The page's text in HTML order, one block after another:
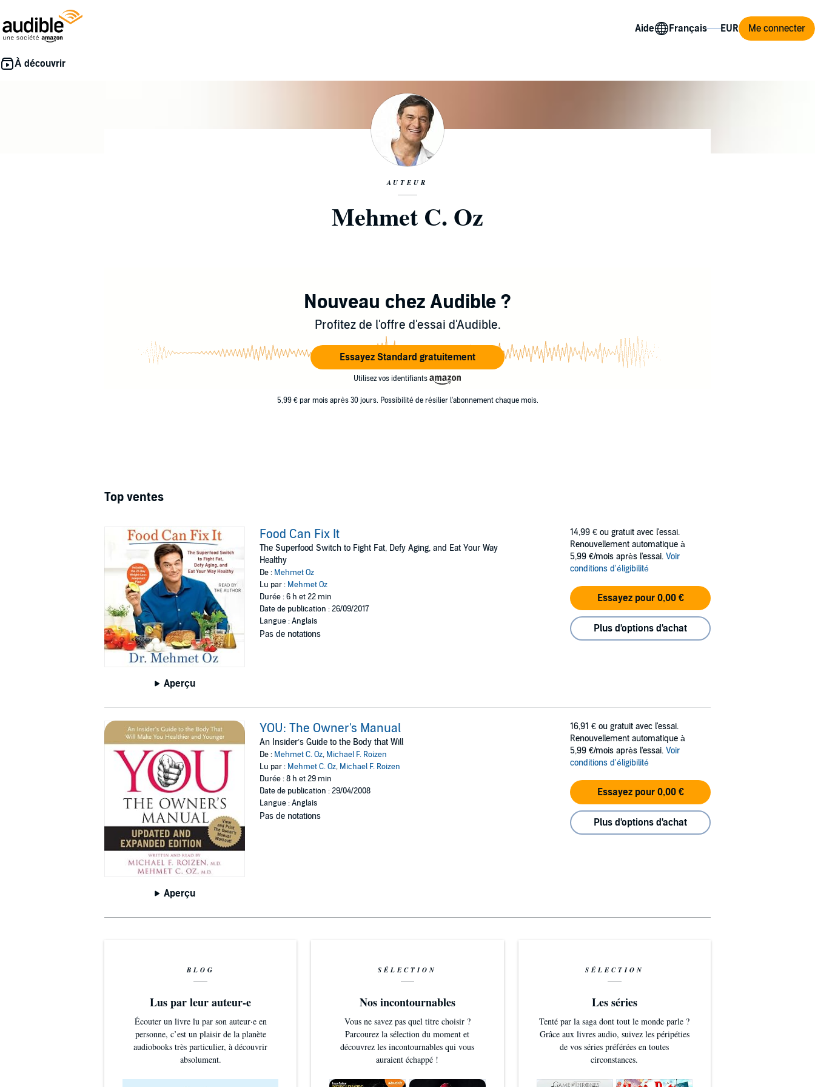
Aide Me connecter
AUTEUR
Mehmet C. Oz
Nouveau chez Audible ?
Profitez de l'offre d'essai d'Audible.
Essayez Standard gratuitement
Utilisez vos identifiants
5,99 € par mois après 30 jours. Possibilité de résilier l'abonnement chaque mois.
Top ventes
Aperçu
Food Can Fix It
The Superfood Switch to Fight Fat, Defy Aging, and Eat Your Way
Healthy
De : Mehmet Oz
Lu par : Mehmet Oz
Durée : 6 h et 22 min
Date de publication : 26/09/2017
Langue : Anglais
Pas de notations
14,99 € ou gratuit avec l'essai.
Renouvellement automatique à
5,99 €/mois après l'essai. Voir
conditions d'éligibilité
Essayez pour 0,00 €
Plus d'options d'achat
Aperçu
YOU: The Owner's Manual
An Insider’s Guide to the Body that Will
De : Mehmet C. Oz, Michael F. Roizen
Lu par : Mehmet C. Oz, Michael F. Roizen
Durée : 8 h et 29 min
Date de publication : 29/04/2008
Langue : Anglais
Pas de notations
16,91 € ou gratuit avec l'essai.
Renouvellement automatique à
5,99 €/mois après l'essai. Voir
conditions d'éligibilité
Essayez pour 0,00 €
Plus d'options d'achat
BLOG
Lus par leur auteur-e
Écouter un livre lu par son auteur·e en
personne, c’est un plaisir de la planète
audiobooks très particulier, à découvrir
absolument.
SÉLECTION
Nos incontournables
Vous ne savez pas quel titre choisir ?
Parcourez la sélection du moment et
découvrez les incontournables qui vous
auraient échappé !
SÉLECTION
Les séries
Tenté par la saga dont tout le monde parle ?
Grâce aux livres audio, suivez les péripéties
de vos séries préférées en toutes
circonstances.